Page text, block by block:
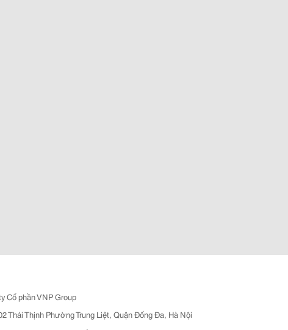
Cổ phần VNP Group
Thái Thịnh Phường Trung Liệt, Quận Đống Đa, Hà Nội